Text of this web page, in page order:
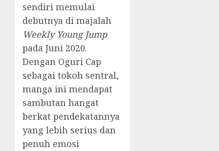
sendiri memulai
debutnya di majalah
Weekly Young Jump
pada Juni 2020.
Dengan Oguri Cap
sebagai tokoh sentral,
manga ini mendapat
sambutan hangat
berkat pendekatannya
yang lebih serius dan
penuh emosi